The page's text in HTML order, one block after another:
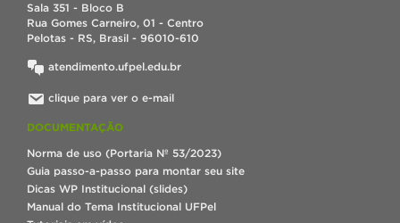
Sala 351 - Bloco B
Rua Gomes Carneiro, 01 - Centro
Pelotas - RS, Brasil - 96010-610
atendimento.ufpel.edu.br
clique para ver o e-mail
DOCUMENTAÇÃO
Norma de uso (Portaria Nº 53/2023)
Guia passo-a-passo para montar seu site
Dicas WP Institucional (slides)
Manual do Tema Institucional UFPel